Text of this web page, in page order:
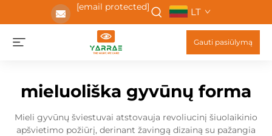
[email protected] LT
Gauti pasiūlymą
mieluoliška gyvūnų forma
Mieli gyvūnų šviestuvai atstovauja revoliucinį šiuolaikinio
apšvietimo požiūrį, derinant žavingą dizainą su pažangia